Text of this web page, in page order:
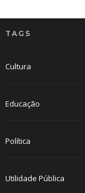
TAGS
Cultura
Educação
Política
Utilidade Pública